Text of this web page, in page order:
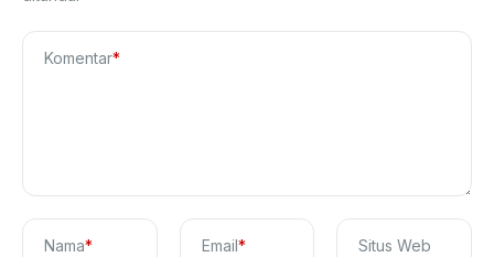
Komentar*
Nama* Email* Situs Web